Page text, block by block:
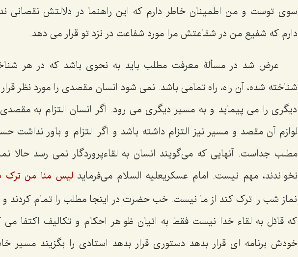
سوی توست و من اطمینان خاطر دارم که این راهنما در دلالتش نقصانی
دارم که شفیع من در شفاعتش مرا مورد شفاعت در نزد تو قرار می دهد.
عرض شد در مسألة‌ معرفت مطلب باید به نحوی باشد که در هر
شناخته شده، آن راه، راه تمامی باشد. نمی شود انسان مقصدی را مورد نظر
دیگری را می پیماید و به مسیر دیگری می رود. اگر انسان التزام به
لوازم آن مقصد و مسیر نیز التزام داشته باشد و اگر التزام و باور
مطلب جداست. آنهایی که می‌گویند انسان به لقاء‌پروردگار نمی رسد حالا
نخواندند، مهم نیست. امام عسکریعلیه السلام می‌فرماید لیس منا من ترک
نماز شب را ترک کند از ما نیست. خب حضرت در اینجا مطلب را تمام کردند
که قائل به لقاء خدا نیست فقط به اتیان ظواهر احکام و تکالیف اکتفا می
خودش برنامه ای قرار بدهد دستوری قرار بدهد استادی را بگزیند مسیر